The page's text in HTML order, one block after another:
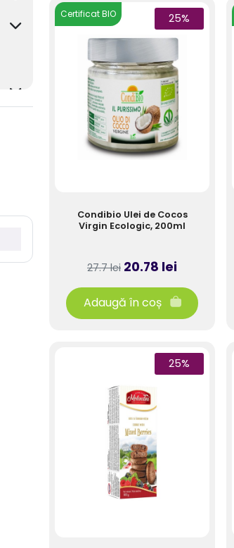
25%
Certificat BIO
Condibio Ulei de Cocos
Virgin Ecologic, 200ml
27.7 lei 20.78 lei
Adaugă în coș
25%